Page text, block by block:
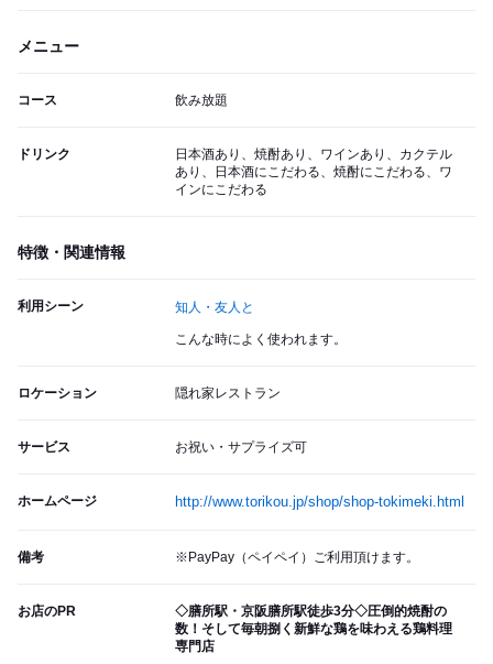
メニュー
コース 飲み放題
ドリンク
日本酒あり、焼酎あり、ワインあり、カクテル
あり、日本酒にこだわる、焼酎にこだわる、ワ
インにこだわる
特徴・関連情報
利用シーン 知人・友人と
こんな時によく使われます。
ロケーション 隠れ家レストラン
サービス お祝い・サプライズ可
ホームページ http://www.torikou.jp/shop/shop-tokimeki.html
備考 ※PayPay（ペイペイ）ご利用頂けます。
お店のPR
◇膳所駅・京阪膳所駅徒歩3分◇圧倒的焼酎の
数！そして毎朝捌く新鮮な鶏を味わえる鶏料理
専門店